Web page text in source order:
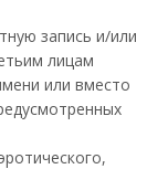
запись и/или
лицам
или вместо